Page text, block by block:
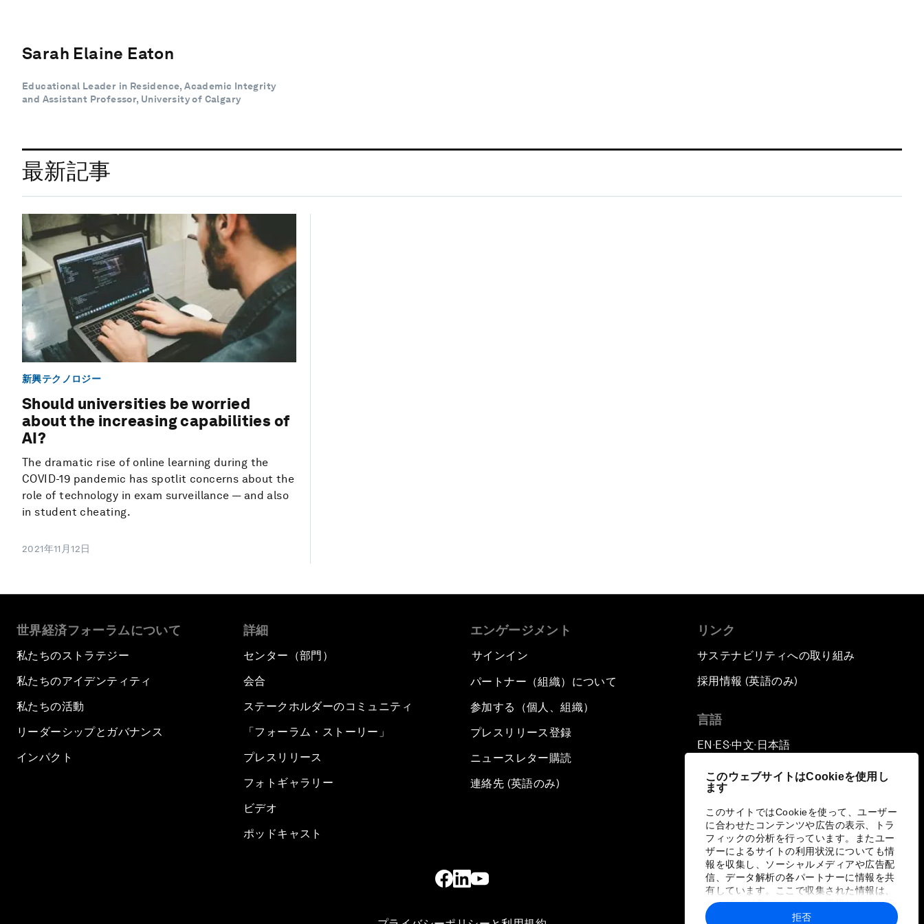
このウェブサイトはCookieを使用し
ます
このサイトではCookieを使って、ユーザー
に合わせたコンテンツや広告の表示、トラ
フィックの分析を行っています。またユー
ザーによるサイトの利用状況についても情
報を収集し、ソーシャルメディアや広告配
信、データ解析の各パートナーに情報を共
有しています。ここで収集された情報は、
ユーザーが各パートナーに提供した他の情
報や各パートナーのサービスを使用した際
拒否
Sarah Elaine Eaton
Educational Leader in Residence, Academic Integrity
and Assistant Professor, University of Calgary
最新記事
新興テクノロジー
Should universities be worried
about the increasing capabilities of
AI?
The dramatic rise of online learning during the
COVID-19 pandemic has spotlit concerns about the
role of technology in exam surveillance — and also
in student cheating.
2021年11月12日
世界経済フォーラムについて
私たちのストラテジー
私たちのアイデンティティ
私たちの活動
リーダーシップとガバナンス
インパクト
詳細
センター（部門）
会合
ステークホルダーのコミュニティ
「フォーラム・ストーリー」
プレスリリース
フォトギャラリー
ビデオ
ポッドキャスト
エンゲージメント
サインイン
パートナー（組織）について
参加する（個人、組織）
プレスリリース登録
ニュースレター購読
連絡先 (英語のみ)
リンク
サステナビリティへの取り組み
採用情報 (英語のみ)
言語
EN ▪ ES▪中文▪ 日本語